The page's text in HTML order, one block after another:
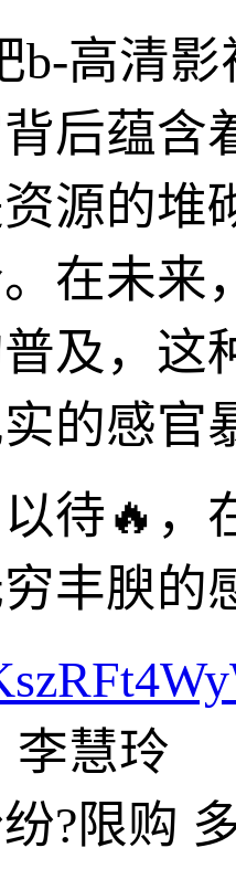
b-高清
后蕴含
源的堆
在未来
及，这
的感官
待🔥，
丰腴的
李慧玲
?限购